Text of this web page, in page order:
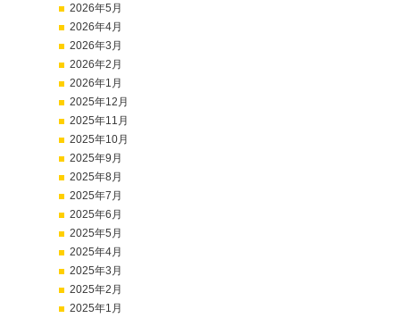
2026年5月
2026年4月
2026年3月
2026年2月
2026年1月
2025年12月
2025年11月
2025年10月
2025年9月
2025年8月
2025年7月
2025年6月
2025年5月
2025年4月
2025年3月
2025年2月
2025年1月